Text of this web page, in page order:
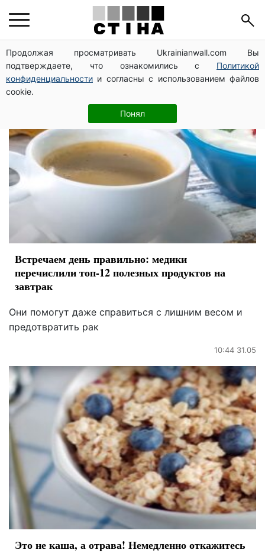
Продолжая просматривать Ukrainianwall.com Вы
подтверждаете, что ознакомились с Политикой
конфиденциальности и согласны с использованием файлов
cookie.
Понял
завтрак
Встречаем день правильно: медики
перечислили топ-12 полезных продуктов на
завтрак
Они помогут даже справиться с лишним весом и
предотвратить рак
10:44 31.05
Это не каша, а отрава! Немедленно откажитесь